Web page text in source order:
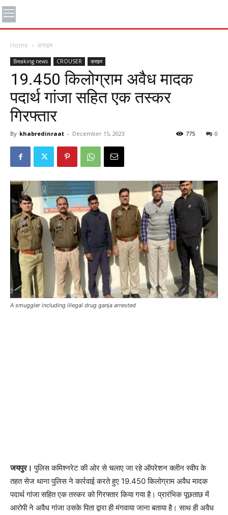
Home क्राइम
Breaking news CROUSER क्राइम
19.450 किलोग्राम अवैध मादक
पदार्थ गांजा सहित एक तस्कर
गिरफ्तार
By khabredinraat - December 15, 2023 0
775
A smuggler including illegal drug ganja arrested
जयपुर। पुलिस कमिश्नरेट की ओर से चलाए जा रहे ऑपरेशन क्लीन स्वीप के
तहत सेज थाना पुलिस ने कार्रवाई करते हुए 19.450 किलोग्राम अवैध मादक
पदार्थ गांजा सहित एक तस्कर को गिरफ्तार किया गया है। प्रारंभिक पूछताछ में
आरोपी ने अवैध गांजा उसके पिता द्वारा ही मंगवाया जाना बताया है। साथ ही अवैध